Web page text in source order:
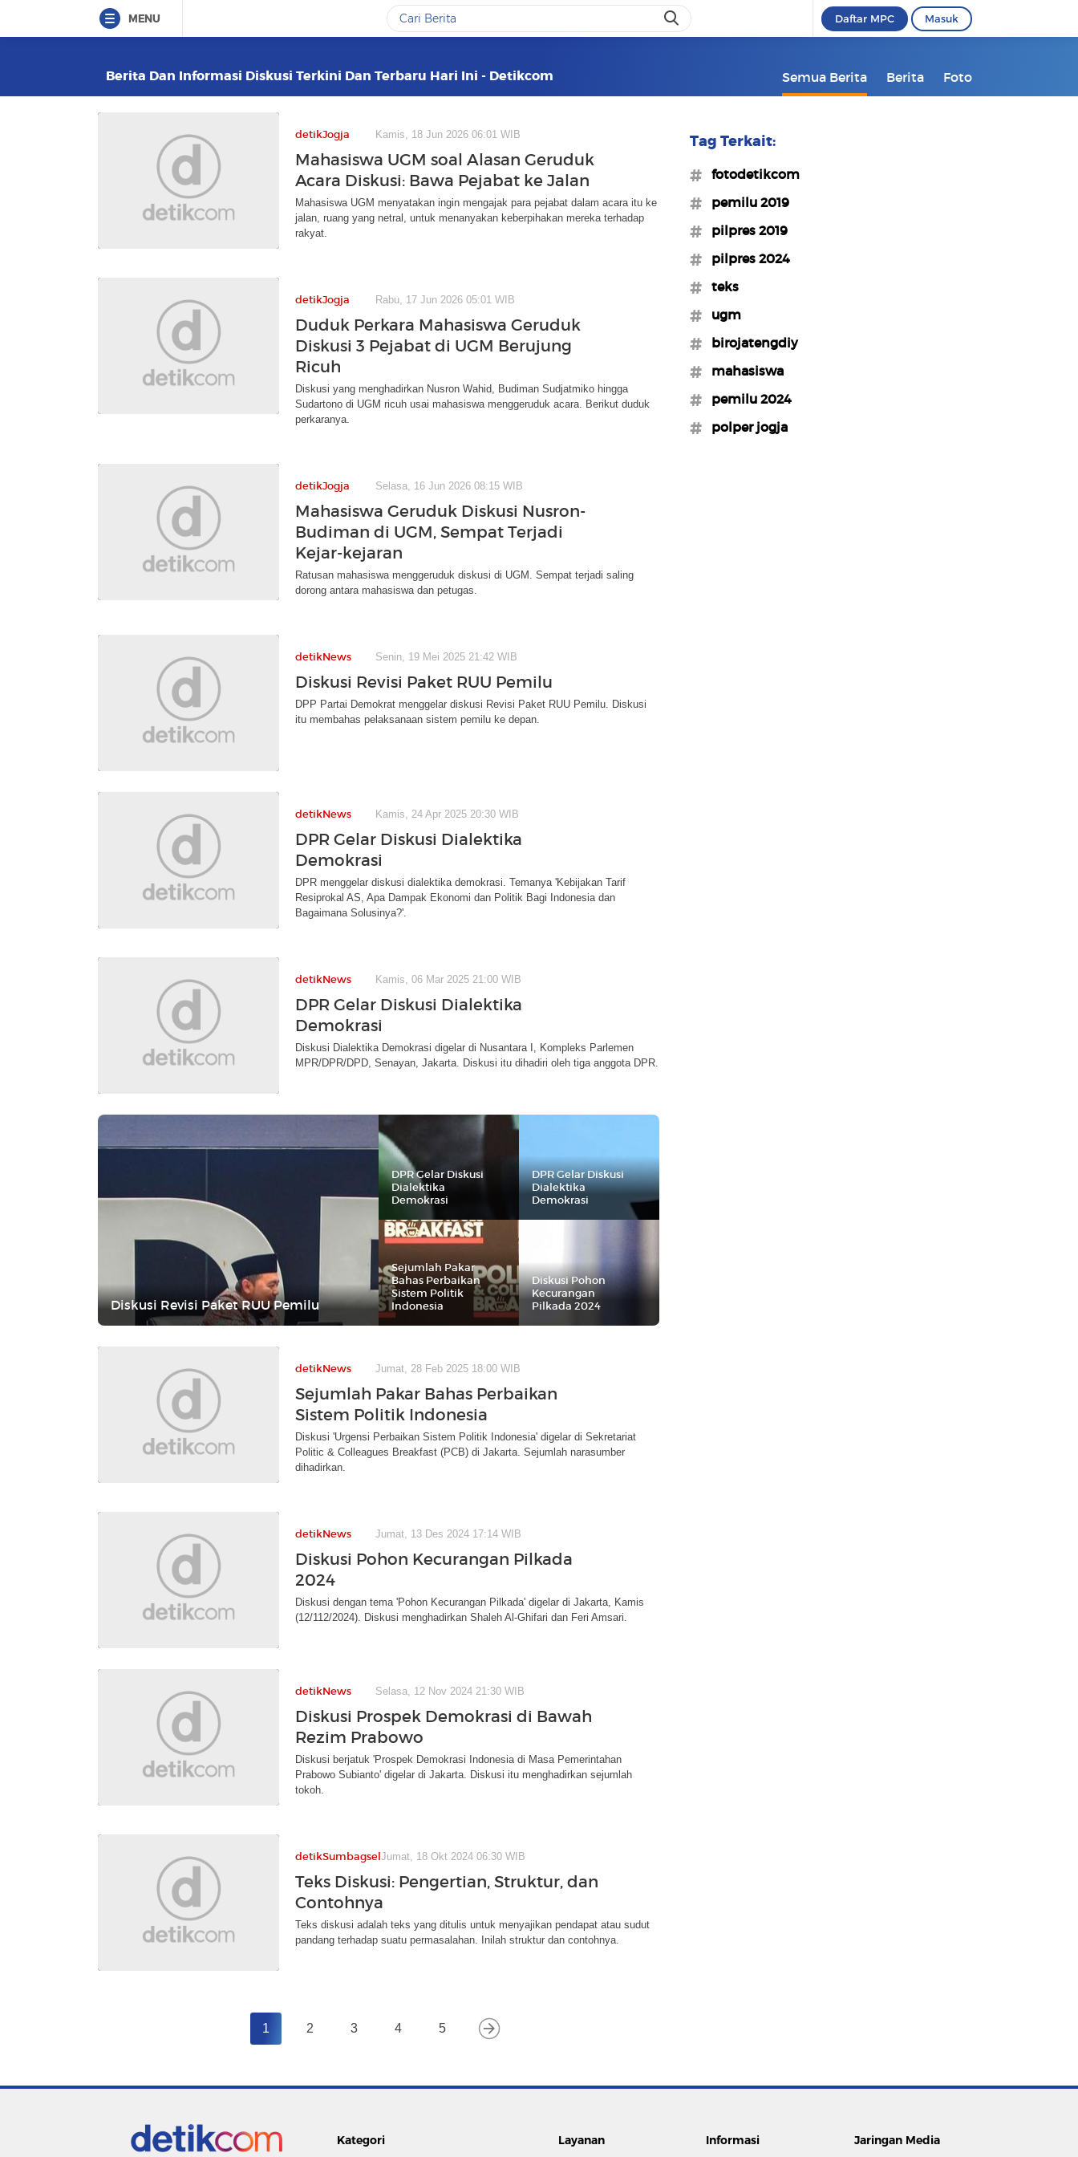
MENU Daftar MPC Masuk
Berita Dan Informasi Diskusi Terkini Dan Terbaru Hari Ini - Detikcom Semua Berita Berita Foto
detikJogja Kamis, 18 Jun 2026 06:01 WIB
Mahasiswa UGM soal Alasan Geruduk
Acara Diskusi: Bawa Pejabat ke Jalan
Mahasiswa UGM menyatakan ingin mengajak para pejabat dalam acara itu ke
jalan, ruang yang netral, untuk menanyakan keberpihakan mereka terhadap
rakyat.
detikJogja Rabu, 17 Jun 2026 05:01 WIB
Duduk Perkara Mahasiswa Geruduk
Diskusi 3 Pejabat di UGM Berujung
Ricuh
Diskusi yang menghadirkan Nusron Wahid, Budiman Sudjatmiko hingga
Sudartono di UGM ricuh usai mahasiswa menggeruduk acara. Berikut duduk
perkaranya.
detikJogja Selasa, 16 Jun 2026 08:15 WIB
Mahasiswa Geruduk Diskusi Nusron-
Budiman di UGM, Sempat Terjadi
Kejar-kejaran
Ratusan mahasiswa menggeruduk diskusi di UGM. Sempat terjadi saling
dorong antara mahasiswa dan petugas.
detikNews Senin, 19 Mei 2025 21:42 WIB
Diskusi Revisi Paket RUU Pemilu
DPP Partai Demokrat menggelar diskusi Revisi Paket RUU Pemilu. Diskusi
itu membahas pelaksanaan sistem pemilu ke depan.
detikNews Kamis, 24 Apr 2025 20:30 WIB
DPR Gelar Diskusi Dialektika
Demokrasi
DPR menggelar diskusi dialektika demokrasi. Temanya 'Kebijakan Tarif
Resiprokal AS, Apa Dampak Ekonomi dan Politik Bagi Indonesia dan
Bagaimana Solusinya?'.
detikNews Kamis, 06 Mar 2025 21:00 WIB
DPR Gelar Diskusi Dialektika
Demokrasi
Diskusi Dialektika Demokrasi digelar di Nusantara I, Kompleks Parlemen
MPR/DPR/DPD, Senayan, Jakarta. Diskusi itu dihadiri oleh tiga anggota DPR.
Diskusi Revisi Paket RUU Pemilu
DPR Gelar Diskusi
Dialektika
Demokrasi
DPR Gelar Diskusi
Dialektika
Demokrasi
Sejumlah Pakar
Bahas Perbaikan
Sistem Politik
Indonesia
Diskusi Pohon
Kecurangan
Pilkada 2024
detikNews Jumat, 28 Feb 2025 18:00 WIB
Sejumlah Pakar Bahas Perbaikan
Sistem Politik Indonesia
Diskusi 'Urgensi Perbaikan Sistem Politik Indonesia' digelar di Sekretariat
Politic & Colleagues Breakfast (PCB) di Jakarta. Sejumlah narasumber
dihadirkan.
detikNews Jumat, 13 Des 2024 17:14 WIB
Diskusi Pohon Kecurangan Pilkada
2024
Diskusi dengan tema 'Pohon Kecurangan Pilkada' digelar di Jakarta, Kamis
(12/112/2024). Diskusi menghadirkan Shaleh Al-Ghifari dan Feri Amsari.
detikNews Selasa, 12 Nov 2024 21:30 WIB
Diskusi Prospek Demokrasi di Bawah
Rezim Prabowo
Diskusi berjatuk 'Prospek Demokrasi Indonesia di Masa Pemerintahan
Prabowo Subianto' digelar di Jakarta. Diskusi itu menghadirkan sejumlah
tokoh.
detikSumbagselJumat, 18 Okt 2024 06:30 WIB
Teks Diskusi: Pengertian, Struktur, dan
Contohnya
Teks diskusi adalah teks yang ditulis untuk menyajikan pendapat atau sudut
pandang terhadap suatu permasalahan. Inilah struktur dan contohnya.
1 2 3 4 5
Tag Terkait:
#fotodetikcom
#pemilu 2019
#pilpres 2019
#pilpres 2024
#teks
#ugm
#birojatengdiy
#mahasiswa
#pemilu 2024
#polper jogja
Kategori Layanan Informasi Jaringan Media